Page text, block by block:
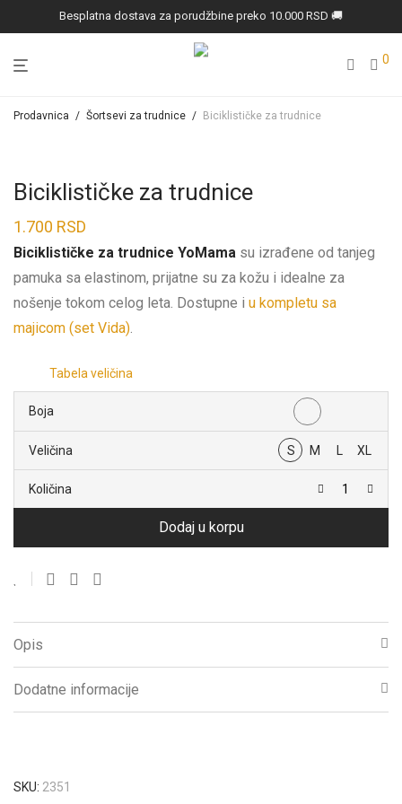
Besplatna dostava za porudžbine preko 10.000 RSD 🚚
0
Prodavnica / Šortsevi za trudnice / Biciklističke za trudnice
Biciklističke za trudnice
1.700 RSD
Biciklističke za trudnice YoMama su izrađene od tanjeg
pamuka sa elastinom, prijatne su za kožu i idealne za
nošenje tokom celog leta. Dostupne i u kompletu sa
majicom (set Vida).
Tabela veličina
Boja
Veličina S M XL
Količina
Dodaj u korpu
Opis
Dodatne informacije
SKU: 2351